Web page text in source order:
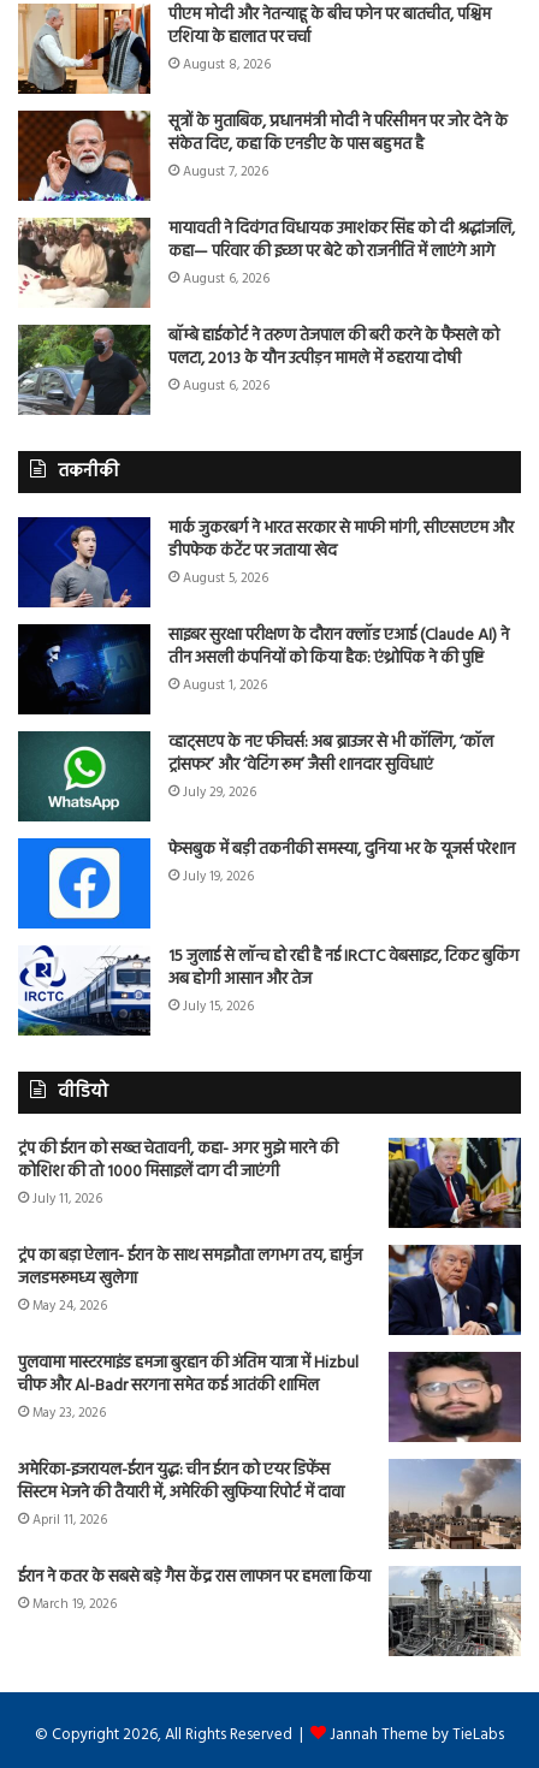
पीएम मोदी और नेतन्याहू के बीच फोन पर बातचीत, पश्चिम
एशिया के हालात पर चर्चा
August 8, 2026
सूत्रों के मुताबिक, प्रधानमंत्री मोदी ने परिसीमन पर जोर देने के
संकेत दिए, कहा कि एनडीए के पास बहुमत है
August 7, 2026
मायावती ने दिवंगत विधायक उमाशंकर सिंह को दी श्रद्धांजलि,
कहा— परिवार की इच्छा पर बेटे को राजनीति में लाएंगे आगे
August 6, 2026
बॉम्बे हाईकोर्ट ने तरुण तेजपाल की बरी करने के फैसले को
पलटा, 2013 के यौन उत्पीड़न मामले में ठहराया दोषी
August 6, 2026
तकनीकी
मार्क जुकरबर्ग ने भारत सरकार से माफी मांगी, सीएसएएम और
डीपफेक कंटेंट पर जताया खेद
August 5, 2026
साइबर सुरक्षा परीक्षण के दौरान क्लॉड एआई (Claude AI) ने
तीन असली कंपनियों को किया हैक: एंथ्रोपिक ने की पुष्टि
August 1, 2026
व्हाट्सएप के नए फीचर्स: अब ब्राउजर से भी कॉलिंग, ‘कॉल
ट्रांसफर’ और ‘वेटिंग रूम’ जैसी शानदार सुविधाएं
July 29, 2026
फेसबुक में बड़ी तकनीकी समस्या, दुनिया भर के यूजर्स परेशान
July 19, 2026
15 जुलाई से लॉन्च हो रही है नई IRCTC वेबसाइट, टिकट बुकिंग
अब होगी आसान और तेज
July 15, 2026
वीडियो
ट्रंप की ईरान को सख्त चेतावनी, कहा- अगर मुझे मारने की
कोशिश की तो 1000 मिसाइलें दाग दी जाएंगी
July 11, 2026
ट्रंप का बड़ा ऐलान- ईरान के साथ समझौता लगभग तय, हार्मुज
जलडमरूमध्य खुलेगा
May 24, 2026
पुलवामा मास्टरमाइंड हमजा बुरहान की अंतिम यात्रा में Hizbul
चीफ और Al-Badr सरगना समेत कई आतंकी शामिल
May 23, 2026
अमेरिका-इजरायल-ईरान युद्ध: चीन ईरान को एयर डिफेंस
सिस्टम भेजने की तैयारी में, अमेरिकी खुफिया रिपोर्ट में दावा
April 11, 2026
ईरान ने कतर के सबसे बड़े गैस केंद्र रास लाफान पर हमला किया
March 19, 2026
© Copyright 2026, All Rights Reserved | Jannah Theme by TieLabs